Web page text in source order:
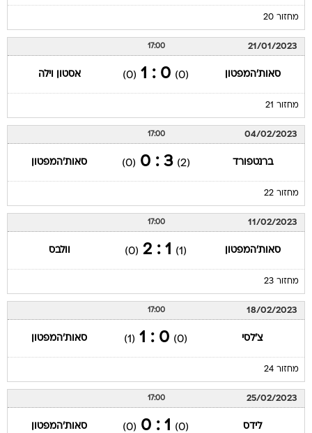
21/01/2023
סאות'המפטון (0)
0 : 1
(0) אסטון וילה
מחזור 21
04/02/2023
ברנטפורד (2)
3 : 0
(0) סאות'המפטון
11/02/2023
סאות'המפטון (1)
1 : 2
(0) וולבס
מחזור 23
18/02/2023
צ'לסי (0)
0 : 1
(1) סאות'המפטון
25/02/2023
לידס (0)
1 : 0
(0) סאות'המפטון